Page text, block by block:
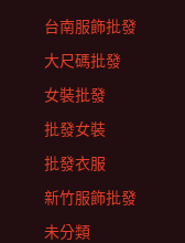
台南服飾批發
大尺碼批發
女裝批發
批發女裝
批發衣服
新竹服飾批發
未分類